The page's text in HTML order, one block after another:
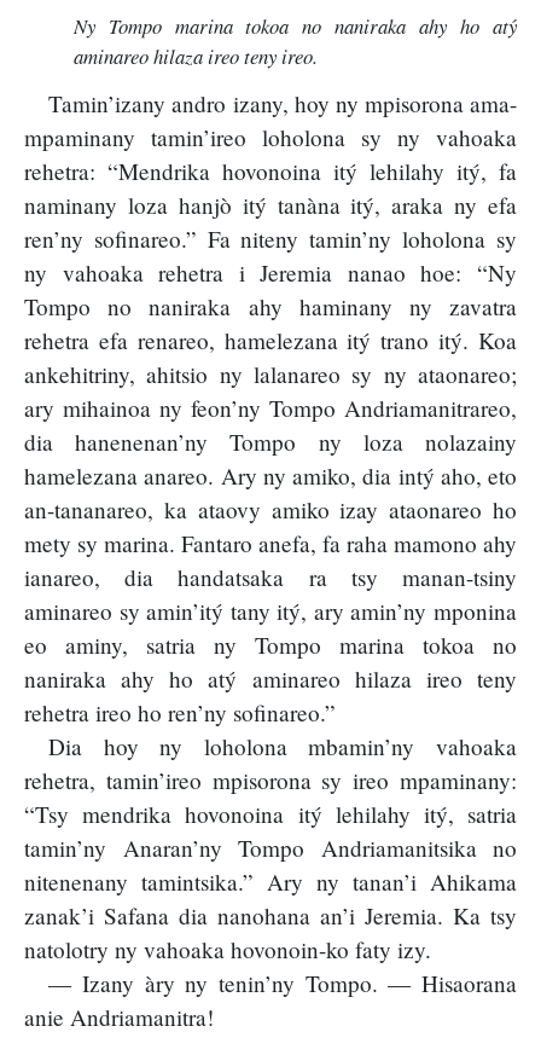
Ny Tompo marina tokoa no naniraka ahy ho atý
aminareo hilaza ireo teny ireo.
Tamin’izany andro izany, hoy ny mpisorona ama-
mpaminany tamin’ireo loholona sy ny vahoaka
rehetra: “Mendrika hovonoina itý lehilahy itý, fa
naminany loza hanjò itý tanàna itý, araka ny efa
ren’ny sofinareo.” Fa niteny tamin’ny loholona sy
ny vahoaka rehetra i Jeremia nanao hoe: “Ny
Tompo no naniraka ahy haminany ny zavatra
rehetra efa renareo, hamelezana itý trano itý. Koa
ankehitriny, ahitsio ny lalanareo sy ny ataonareo;
ary mihainoa ny feon’ny Tompo Andriamanitrareo,
dia hanenenan’ny Tompo ny loza nolazainy
hamelezana anareo. Ary ny amiko, dia intý aho, eto
an-tananareo, ka ataovy amiko izay ataonareo ho
mety sy marina. Fantaro anefa, fa raha mamono ahy
ianareo, dia handatsaka ra tsy manan-tsiny
aminareo sy amin’itý tany itý, ary amin’ny mponina
eo aminy, satria ny Tompo marina tokoa no
naniraka ahy ho atý aminareo hilaza ireo teny
rehetra ireo ho ren’ny sofinareo.”
Dia hoy ny loholona mbamin’ny vahoaka
rehetra, tamin’ireo mpisorona sy ireo mpaminany:
“Tsy mendrika hovonoina itý lehilahy itý, satria
tamin’ny Anaran’ny Tompo Andriamanitsika no
nitenenany tamintsika.” Ary ny tanan’i Ahikama
zanak’i Safana dia nanohana an’i Jeremia. Ka tsy
natolotry ny vahoaka hovonoin-ko faty izy.
— Izany àry ny tenin’ny Tompo. — Hisaorana
anie Andriamanitra!